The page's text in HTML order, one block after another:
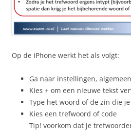
Op de iPhone werkt het als volgt:
Ga naar instellingen,
Kies + om een nieuwe tekst
Type het woord of de zin die
Kies een trefwoord of code
Tip! voorkom dat je